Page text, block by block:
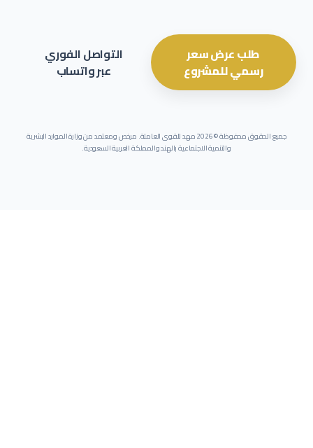
طلب عرض سعر
رسمي للمشروع
التواصل الفوري
عبر واتساب
جميع الحقوق محفوظة ©2026مهد للقوى العاملة. مرخص ومعتمد من وزارة الموارد البشرية
والتنمية الاجتماعية بالهند والمملكة العربية السعودية.